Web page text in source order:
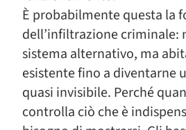
È probabilmente questa la
dell’infiltrazione criminale:
sistema alternativo, ma
esistente fino a diventarne
quasi invisibile. Perché
controlla ciò che è